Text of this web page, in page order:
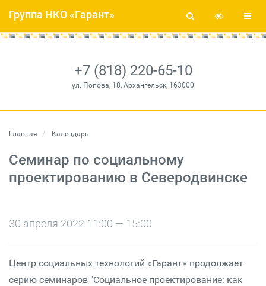
+7 (818) 220-65-10
ул. Попова, 18, Архангельск, 163000
Группа НКО «Гарант»
Главная Календарь
Семинар по социальному
проектированию в Северодвинске
30 апреля 2022 11:00 — 15:00
Центр социальных технологий «Гарант» продолжает
серию семинаров "Социальное проектирование: как